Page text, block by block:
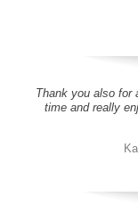
Thank you also for
time and really